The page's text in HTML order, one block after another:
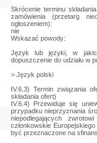
Skrócenie terminu
zamówienia (przetarg
ogłoszeniem):
nie
Wskazać powody:
Język lub języki, w
dopuszczenie do udziału w
> Język polski
IV.6.3) Termin związania
składania ofert)
IV.6.4) Przewiduje się
przypadku nieprzyznania
niepodlegających
członkowskie
być przeznaczone na